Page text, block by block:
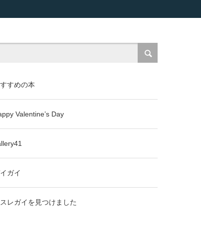
すめの本
Valentine’s Day
ガイ
レガイを見つけました